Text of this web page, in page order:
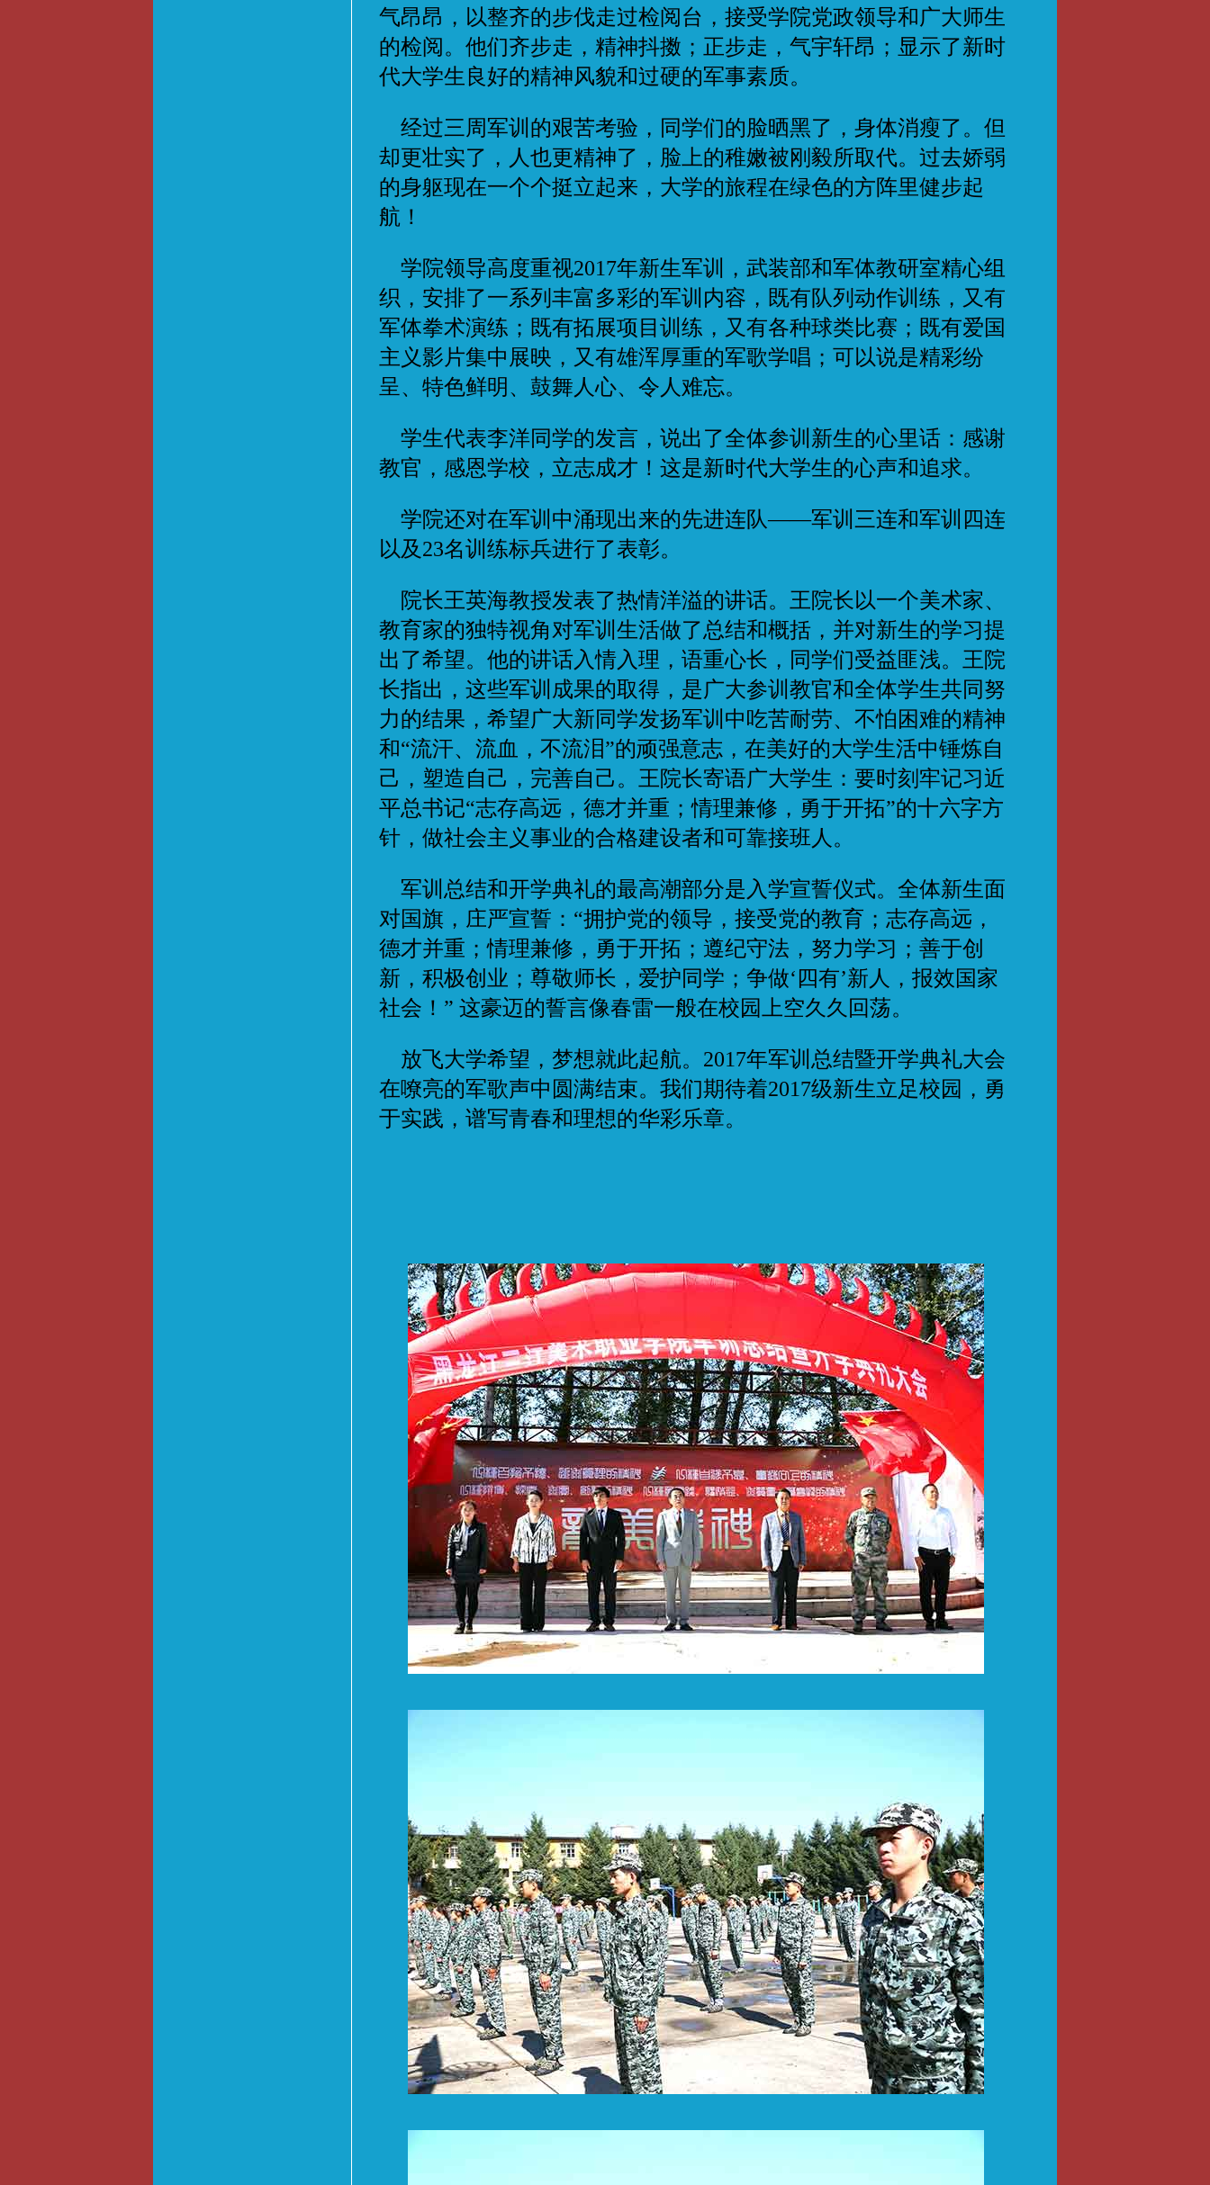
气昂昂，以整齐的步伐走过检阅台，接受学院党政领导和广大师生
的检阅。他们齐步走，精神抖擞；正步走，气宇轩昂；显示了新时
代大学生良好的精神风貌和过硬的军事素质。
经过三周军训的艰苦考验，同学们的脸晒黑了，身体消瘦了。但
却更壮实了，人也更精神了，脸上的稚嫩被刚毅所取代。过去娇弱
的身躯现在一个个挺立起来，大学的旅程在绿色的方阵里健步起
航！
学院领导高度重视2017年新生军训，武装部和军体教研室精心组
织，安排了一系列丰富多彩的军训内容，既有队列动作训练，又有
军体拳术演练；既有拓展项目训练，又有各种球类比赛；既有爱国
主义影片集中展映，又有雄浑厚重的军歌学唱；可以说是精彩纷
呈、特色鲜明、鼓舞人心、令人难忘。
学生代表李洋同学的发言，说出了全体参训新生的心里话：感谢
教官，感恩学校，立志成才！这是新时代大学生的心声和追求。
学院还对在军训中涌现出来的先进连队——军训三连和军训四连
以及23名训练标兵进行了表彰。
院长王英海教授发表了热情洋溢的讲话。王院长以一个美术家、
教育家的独特视角对军训生活做了总结和概括，并对新生的学习提
出了希望。他的讲话入情入理，语重心长，同学们受益匪浅。王院
长指出，这些军训成果的取得，是广大参训教官和全体学生共同努
力的结果，希望广大新同学发扬军训中吃苦耐劳、不怕困难的精神
和“流汗、流血，不流泪”的顽强意志，在美好的大学生活中锤炼自
己，塑造自己，完善自己。王院长寄语广大学生：要时刻牢记习近
平总书记“志存高远，德才并重；情理兼修，勇于开拓”的十六字方
针，做社会主义事业的合格建设者和可靠接班人。
军训总结和开学典礼的最高潮部分是入学宣誓仪式。全体新生面
对国旗，庄严宣誓：“拥护党的领导，接受党的教育；志存高远，
德才并重；情理兼修，勇于开拓；遵纪守法，努力学习；善于创
新，积极创业；尊敬师长，爱护同学；争做‘四有’新人，报效国家
社会！” 这豪迈的誓言像春雷一般在校园上空久久回荡。
放飞大学希望，梦想就此起航。2017年军训总结暨开学典礼大会
在嘹亮的军歌声中圆满结束。我们期待着2017级新生立足校园，勇
于实践，谱写青春和理想的华彩乐章。